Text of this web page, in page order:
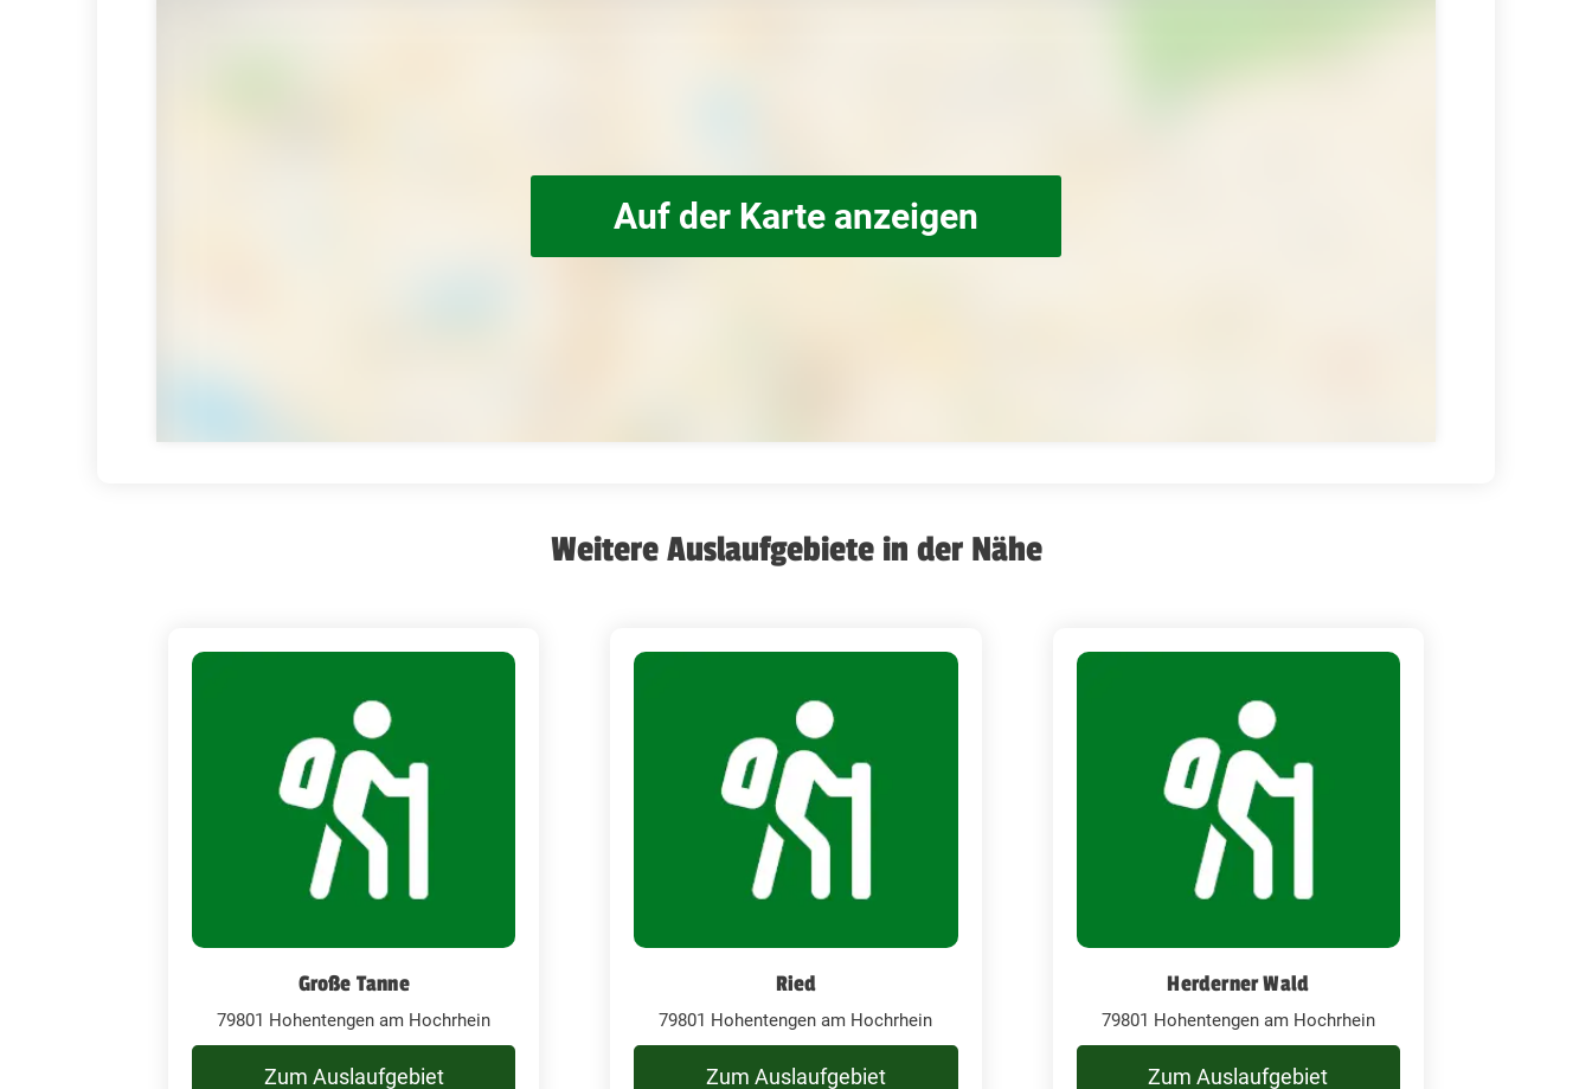
Auf der Karte anzeigen
Weitere Auslaufgebiete in der Nähe
Große Tanne
79801 Hohentengen am Hochrhein
Zum Auslaufgebiet
Ried
79801 Hohentengen am Hochrhein
Zum Auslaufgebiet
Herderner Wald
79801 Hohentengen am Hochrhein
Zum Auslaufgebiet